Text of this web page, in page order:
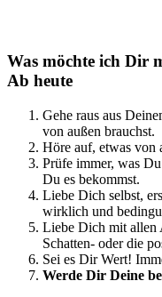
Was möchte ich Dir
Ab heute
Gehe raus aus
von außen brauchst.
Höre auf, etwas von
Prüfe immer, was
Du es bekommst.
Liebe Dich selbst,
wirklich und
Liebe Dich mit allen
Schatten- oder die
Sei es Dir Wert!
Werde Dir Deine